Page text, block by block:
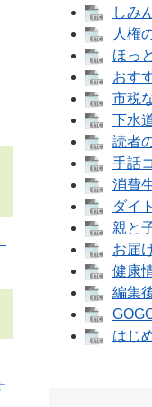
しみ
人権
ほっ
おす
市税
下水
読者
手話
消費
ダイ
親と
お届
健康
編集
はじ